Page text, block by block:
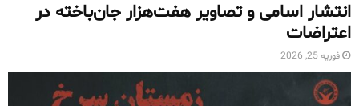
انتشار اسامی و تصاویر هفت‌هزار جان‌باخته در
اعتراضات
فوریه 25, 2026